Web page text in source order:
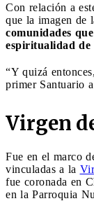
Con relación a
que la imagen de
comunidades
espiritualidad de
“Y quizá
primer Santuario
Virgen
Fue en el marco
vinculadas a la
fue coronada en
en la Parroquia